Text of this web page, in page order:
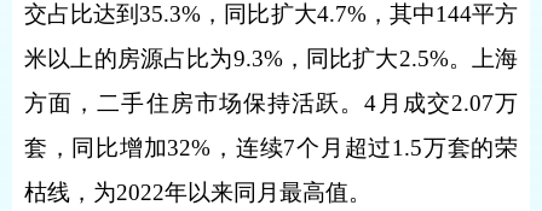
交占比达到 35.3% ，同比扩大4.7%，其中144平方
米以上的房源占比为9.3%，同比扩大2.5%。上海
方面，二手住房市场保持活跃。4 月成交2.07万
套，同比增加32% ，连续7个月超过1.5万套的荣
枯线，为2022年以来同月最高值。